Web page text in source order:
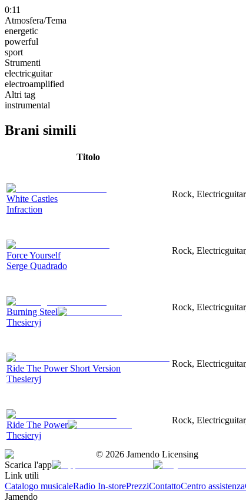
0:11
Atmosfera/Tema
energetic
powerful
sport
Strumenti
electricguitar
electroamplified
Altri tag
instrumental
Brani simili
Titolo
White Castles
Infraction
Rock,
Force Yourself
Serge Quadrado
Rock,
Burning Steel
Thesieryj
Rock,
Ride The Power Short Version
Thesieryj
Rock,
Ride The Power
Thesieryj
Rock,
© 2026 Jamendo Licensing
Scarica l'app
Link utili
Catalogo musicaleRadio In-storePrezziContattoCentro assistenza
Jamendo